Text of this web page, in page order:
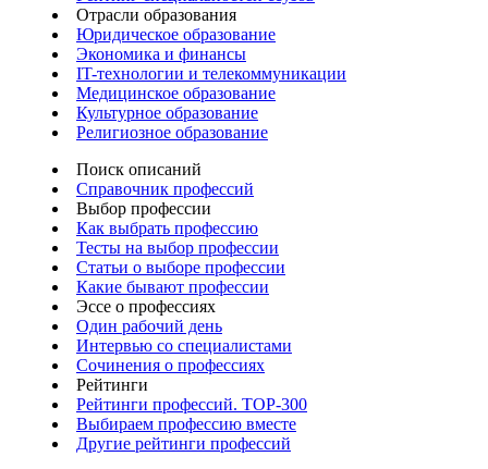
Отрасли образования
Юридическое образование
Экономика и финансы
IT-технологии и телекоммуникации
Медицинское образование
Культурное образование
Религиозное образование
Поиск описаний
Справочник профессий
Выбор профессии
Как выбрать профессию
Тесты на выбор профессии
Статьи о выборе профессии
Какие бывают профессии
Эссе о профессиях
Один рабочий день
Интервью со специалистами
Сочинения о профессиях
Рейтинги
Рейтинги профессий. TOP-300
Выбираем профессию вместе
Другие рейтинги профессий